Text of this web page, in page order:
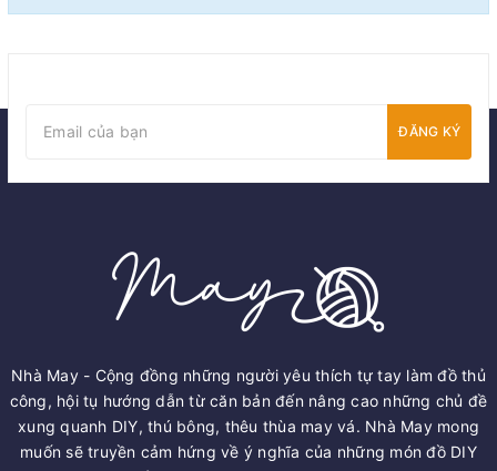
ĐĂNG KÝ
Nhà May - Cộng đồng những người yêu thích tự tay làm đồ thủ
công, hội tụ hướng dẫn từ căn bản đến nâng cao những chủ đề
xung quanh DIY, thú bông, thêu thùa may vá. Nhà May mong
muốn sẽ truyền cảm hứng về ý nghĩa của những món đồ DIY